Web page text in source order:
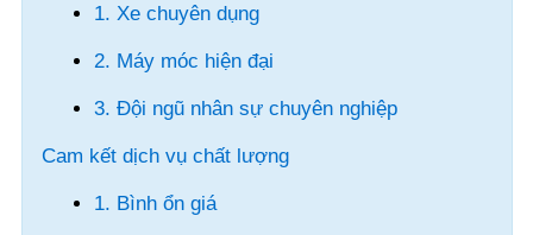
1. Xe chuyên dụng
2. Máy móc hiện đại
3. Đội ngũ nhân sự chuyên nghiệp
Cam kết dịch vụ chất lượng
1. Bình ổn giá